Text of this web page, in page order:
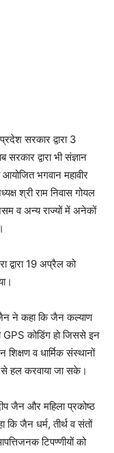
सरकार द्वारा 3
द्वारा भी संज्ञान
भगवान महावीर
श्री राम निवास गोयल
व अन्य राज्यों में अनेकों
द्वारा 19 अप्रैल को
ने कहा कि जैन कल्याण
GPS कोडिंग हो जिससे इन
व धार्मिक संस्थानों
से हल करवाया जा सके।
जैन और महिला प्रकोष्ठ
जैन धर्म, तीर्थ व संतों
टिपण्णीयों को